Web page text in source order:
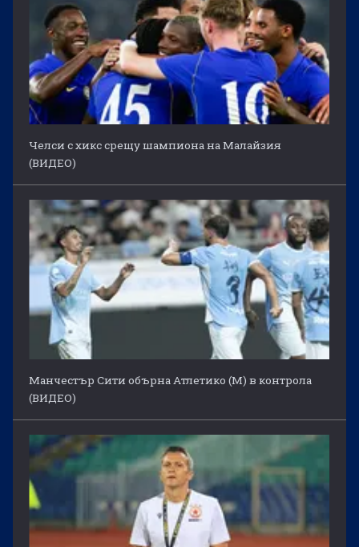
Челси с хикс срещу шампиона на Малайзия
(ВИДЕО)
Манчестър Сити обърна Атлетико (М) в контрола
(ВИДЕО)